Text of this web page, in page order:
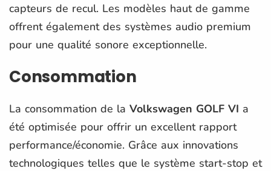
capteurs de recul. Les modèles haut de gamme
offrent également des systèmes audio premium
pour une qualité sonore exceptionnelle.
Consommation
La consommation de la Volkswagen GOLF VI a
été optimisée pour offrir un excellent rapport
performance/économie. Grâce aux innovations
technologiques telles que le système start-stop et